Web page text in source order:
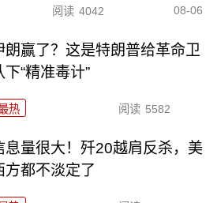
阅读 4042 08-06
朗赢了？这是特朗普给革命卫
下“精准毒计”
热 阅读 5582
息量很大！歼20越肩反杀，美
方都不淡定了